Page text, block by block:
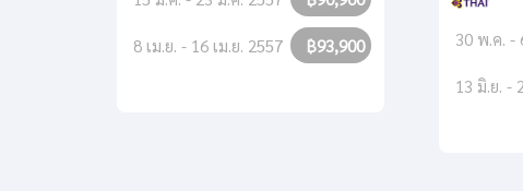
8 เม.ย. - 16 เม.ย. 2557 ฿93,900 30 พ.ค. -
13 มิ.ย. -